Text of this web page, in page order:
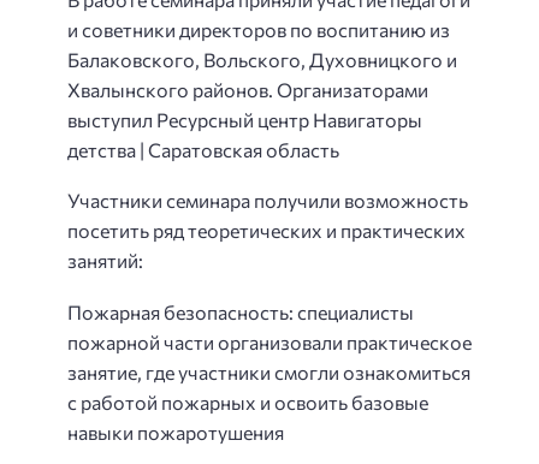
и советники директоров по воспитанию из
Балаковского, Вольского, Духовницкого и
Хвалынского районов. Организаторами
выступил Ресурсный центр Навигаторы
детства | Саратовская область
Участники семинара получили возможность
посетить ряд теоретических и практических
занятий:
Пожарная безопасность: специалисты
пожарной части организовали практическое
занятие, где участники смогли ознакомиться
с работой пожарных и освоить базовые
навыки пожаротушения